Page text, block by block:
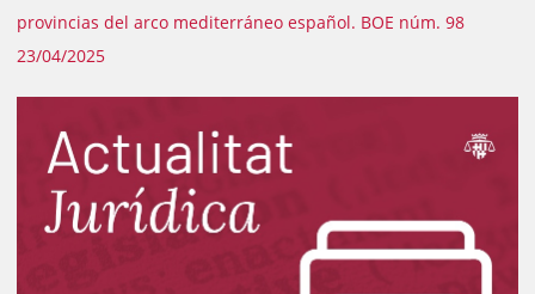
provincias del arco mediterráneo español. BOE núm. 98
23/04/2025